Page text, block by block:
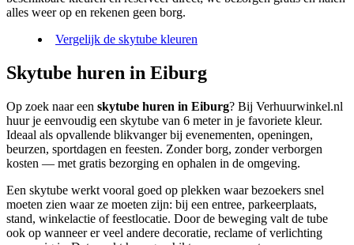
alles weer op en rekenen geen borg.
Vergelijk de skytube kleuren
Skytube huren in Eiburg
Op zoek naar een skytube huren in Eiburg? Bij Verhuurwinkel.nl
huur je eenvoudig een skytube van 6 meter in je favoriete kleur.
Ideaal als opvallende blikvanger bij evenementen, openingen,
beurzen, sportdagen en feesten. Zonder borg, zonder verborgen
kosten — met gratis bezorging en ophalen in de omgeving.
Een skytube werkt vooral goed op plekken waar bezoekers snel
moeten zien waar ze moeten zijn: bij een entree, parkeerplaats,
stand, winkelactie of feestlocatie. Door de beweging valt de tube
ook op wanneer er veel andere decoratie, reclame of verlichting